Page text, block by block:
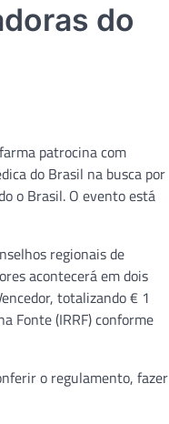
do
patrocina com
do Brasil na busca por
o Brasil. O evento está
regionais de
acontecerá em dois
totalizando € 1
Fonte (IRRF) conforme
o regulamento, fazer